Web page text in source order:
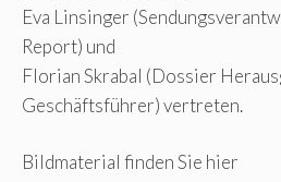
Eva Linsinger
Report) und
Florian Skrabal (Dossier
Geschäftsführer) vertreten.
Bildmaterial finden Sie hier